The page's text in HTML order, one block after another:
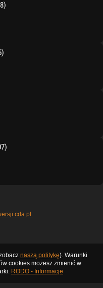
cda.pl
naszą politykę). Warunki
cookies możesz zmienić w
RODO - Informacje